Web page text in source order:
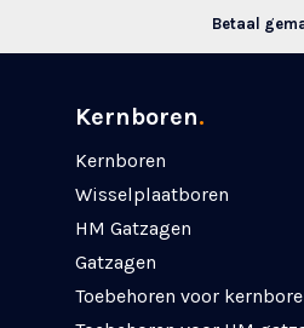
Betaal
Kernboren.
Kernboren
Wisselplaatboren
HM Gatzagen
Gatzagen
Toebehoren voor